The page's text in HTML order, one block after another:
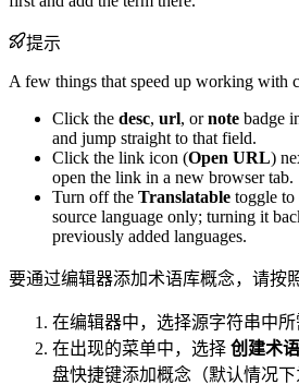
提示
A few things that speed up working with
Click the desc, url, ornote badge
and jump straight to that field.
Click the link icon (Open URL)
open the link in a new browser tab.
Turn off the Translatable toggle to
source language only; turning it
previously added languages.
要通过编辑器添加术语库概念，请按
在编辑器中，选择源字符串中所
在出现的菜单中，选择 创建术语
盘快捷键添加概念（默认情况下